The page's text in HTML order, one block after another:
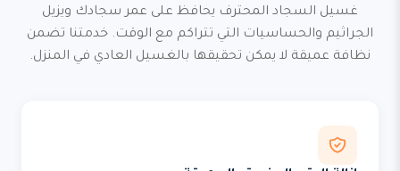
غسيل السجاد المحترف يحافظ على عمر سجادك ويزيل
الجراثيم والحساسيات التي تتراكم مع الوقت. خدمتنا تضمن
نظافة عميقة لا يمكن تحقيقها بالغسيل العادي في المنزل.